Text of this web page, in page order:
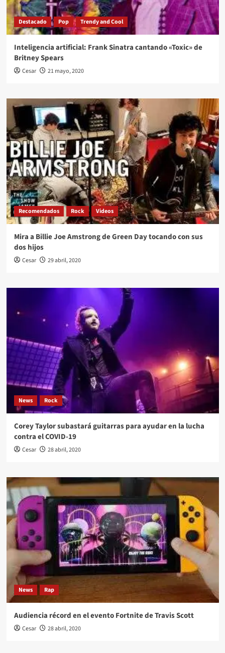
Destacado Pop Trendy and Cool
Inteligencia artificial: Frank Sinatra cantando «Toxic» de
Britney Spears
Cesar 21 mayo, 2020
Recomendados Rock Videos
Mira a Billie Joe Amstrong de Green Day tocando con sus
dos hijos
Cesar 29 abril, 2020
News Rock
Corey Taylor subastará guitarras para ayudar en la lucha
contra el COVID-19
Cesar 28 abril, 2020
News Rap
Audiencia récord en el evento Fortnite de Travis Scott
Cesar 28 abril, 2020